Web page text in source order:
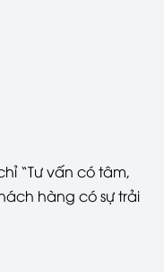
“Tư vấn có tâm,
hàng có sự trải